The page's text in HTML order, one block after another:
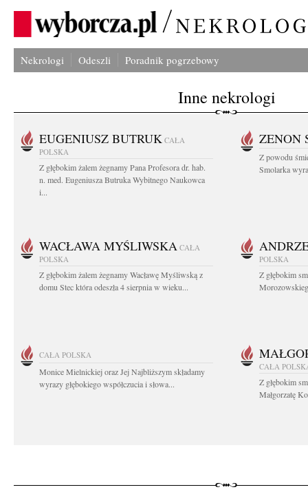
Nekrologi Odeszli Poradnik pogrzebowy
Inne nekrologi
EUGENIUSZ BUTRUK CAŁA
POLSKA
Z głębokim żalem żegnamy Pana Profesora dr. hab.
n. med. Eugeniusza Butruka Wybitnego Naukowca
i...
ZENON
Z powodu
Smolarka
WACŁAWA MYŚLIWSKA CAŁA
POLSKA
Z głębokim żalem żegnamy Wacławę Myśliwską z
domu Stec która odeszła 4 sierpnia w wieku...
POLSKA
Z głębokim
CAŁA POLSKA
Monice Mielnickiej oraz Jej Najbliższym składamy
wyrazy głębokiego współczucia i słowa...
CAŁA
Z głębokim
Małgorzatę